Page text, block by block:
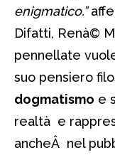
enigmatico.”
Difatti, Renà©
pennellate
suo pensiero
dogmatismo e
realtà e
ancheÂ nel